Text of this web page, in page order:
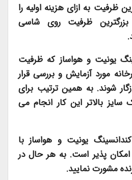
ظرفیت به ازای هزینه اولیه را
بزرگترین ظرفیت روی شاسی
یونیت و هواساز که ظرفیت
مورد آزمایش و بررسی قرار
شوند. به همین ترتیب برای
بالاتر این کار انجام می
یونیت و هواساز با
پذیر است. به هر حال در
مشورت نمایید.